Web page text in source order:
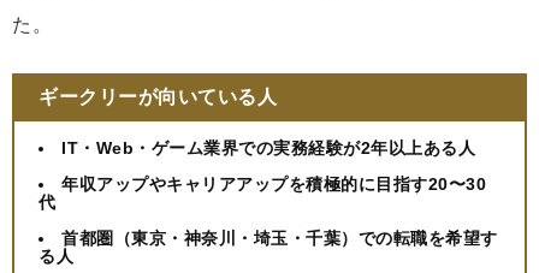
た。
ギークリーが向いている人
IT・Web・ゲーム業界での実務経験が2年以上ある人
年収アップやキャリアアップを積極的に目指す20〜30
代
首都圏（東京・神奈川・埼玉・千葉）での転職を希望す
る人